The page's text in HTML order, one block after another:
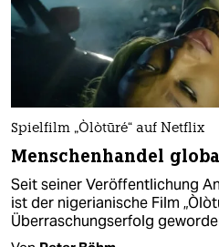
Spielfilm „Òlòtūré“ auf Netflix
Menschenhandel
Seit seiner Veröffentlichung
ist der nigerianische Film
Überraschungserfolg